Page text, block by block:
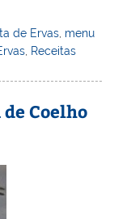
ar
e
de Ervas menu
Receitas
Coelho